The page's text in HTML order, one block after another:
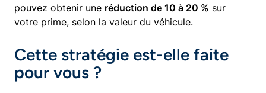
pouvez obtenir une réduction de 10 à 20 % sur
votre prime, selon la valeur du véhicule.
Cette stratégie est-elle faite
pour vous ?